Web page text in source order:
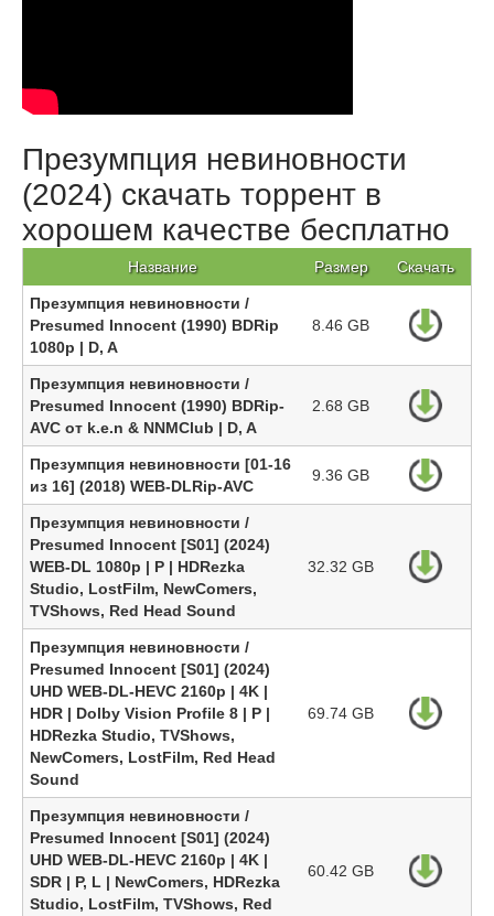
Презумпция невиновности
(2024) скачать торрент в
хорошем качестве бесплатно
Название Размер Скачать
Презумпция невиновности /
Presumed Innocent (1990) BDRip
1080p | D, A
8.46 GB
Презумпция невиновности /
Presumed Innocent (1990) BDRip-
AVC от k.e.n & NNMClub | D, A
2.68 GB
Презумпция невиновности [01-16
из 16] (2018) WEB-DLRip-AVC
9.36 GB
Презумпция невиновности /
Presumed Innocent [S01] (2024)
WEB-DL 1080p | P | HDRezka
Studio, LostFilm, NewComers,
TVShows, Red Head Sound
32.32 GB
Презумпция невиновности /
Presumed Innocent [S01] (2024)
UHD WEB-DL-HEVC 2160p | 4K |
HDR | Dolby Vision Profile 8 | P |
HDRezka Studio, TVShows,
NewComers, LostFilm, Red Head
Sound
69.74 GB
Презумпция невиновности /
Presumed Innocent [S01] (2024)
UHD WEB-DL-HEVC 2160p | 4K |
SDR | P, L | NewComers, HDRezka
Studio, LostFilm, TVShows, Red
60.42 GB